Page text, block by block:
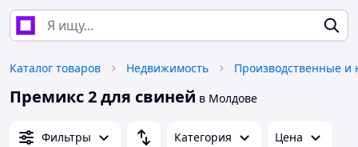
Каталог товаров Недвижимость
Премикс 2 для свиней в Молдове
Фильтры Категория Цена